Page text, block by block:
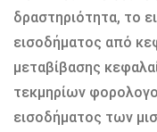
δραστηριότητα, το
εισοδήματος από
μεταβίβασης
τεκμηρίων
εισοδήματος των